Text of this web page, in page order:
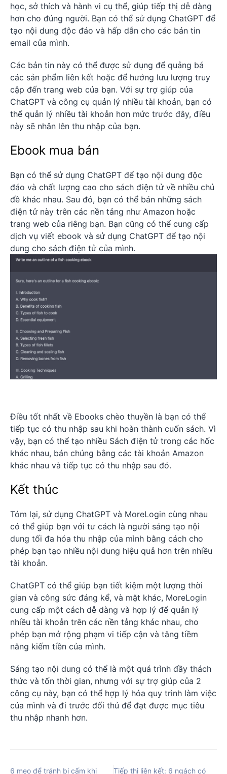
học, sở thích và hành vi cụ thể, giúp tiếp thị dễ dàng
hơn cho đúng người. Bạn có thể sử dụng ChatGPT để
tạo nội dung độc đáo và hấp dẫn cho các bản tin
email của mình.
Các bản tin này có thể được sử dụng để quảng bá
các sản phẩm liên kết hoặc để hướng lưu lượng truy
cập đến trang web của bạn. Với sự trợ giúp của
ChatGPT và công cụ quản lý nhiều tài khoản, bạn có
thể quản lý nhiều tài khoản hơn mức trước đây, điều
này sẽ nhân lên thu nhập của bạn.
Ebook mua bán
Bạn có thể sử dụng ChatGPT để tạo nội dung độc
đáo và chất lượng cao cho sách điện tử về nhiều chủ
đề khác nhau. Sau đó, bạn có thể bán những sách
điện tử này trên các nền tảng như Amazon hoặc
trang web của riêng bạn. Bạn cũng có thể cung cấp
dịch vụ viết ebook và sử dụng ChatGPT để tạo nội
dung cho sách điện tử của mình.
Điều tốt nhất về Ebooks chèo thuyền là bạn có thể
tiếp tục có thu nhập sau khi hoàn thành cuốn sách. Vì
vậy, bạn có thể tạo nhiều Sách điện tử trong các hốc
khác nhau, bán chúng bằng các tài khoản Amazon
khác nhau và tiếp tục có thu nhập sau đó.
Kết thúc
Tóm lại, sử dụng ChatGPT và MoreLogin cùng nhau
có thể giúp bạn với tư cách là người sáng tạo nội
dung tối đa hóa thu nhập của mình bằng cách cho
phép bạn tạo nhiều nội dung hiệu quả hơn trên nhiều
tài khoản.
ChatGPT có thể giúp bạn tiết kiệm một lượng thời
gian và công sức đáng kể, và mặt khác, MoreLogin
cung cấp một cách dễ dàng và hợp lý để quản lý
nhiều tài khoản trên các nền tảng khác nhau, cho
phép bạn mở rộng phạm vi tiếp cận và tăng tiềm
năng kiếm tiền của mình.
Sáng tạo nội dung có thể là một quá trình đầy thách
thức và tốn thời gian, nhưng với sự trợ giúp của 2
công cụ này, bạn có thể hợp lý hóa quy trình làm việc
của mình và đi trước đối thủ để đạt được mục tiêu
thu nhập nhanh hơn.
6 mẹo để tránh bị cấm khi Tiếp thị liên kết: 6 ngách có